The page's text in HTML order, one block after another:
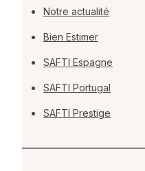
Notre actualité
Bien Estimer
SAFTI Espagne
SAFTI Portugal
SAFTI Prestige